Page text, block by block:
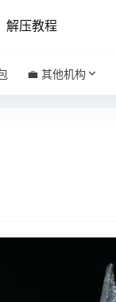
解压教程
💼 其他机构